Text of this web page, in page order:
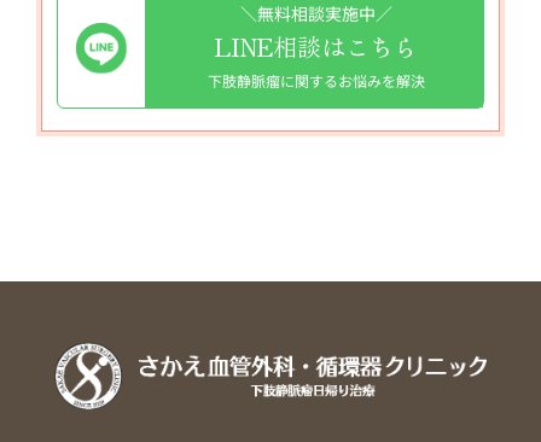
＼無料相談実施中／
LINE相談はこちら
下肢静脈瘤に関するお悩みを解決